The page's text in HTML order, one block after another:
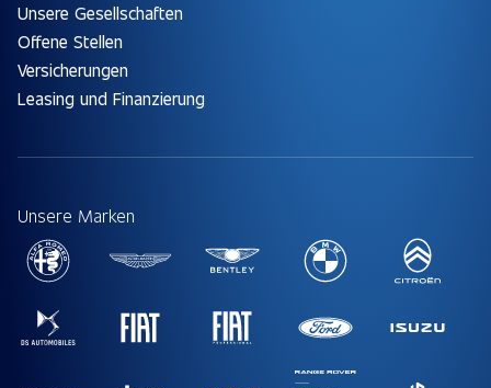
Unsere Gesellschaften
Offene Stellen
Versicherungen
Leasing und Finanzierung
Unsere Marken